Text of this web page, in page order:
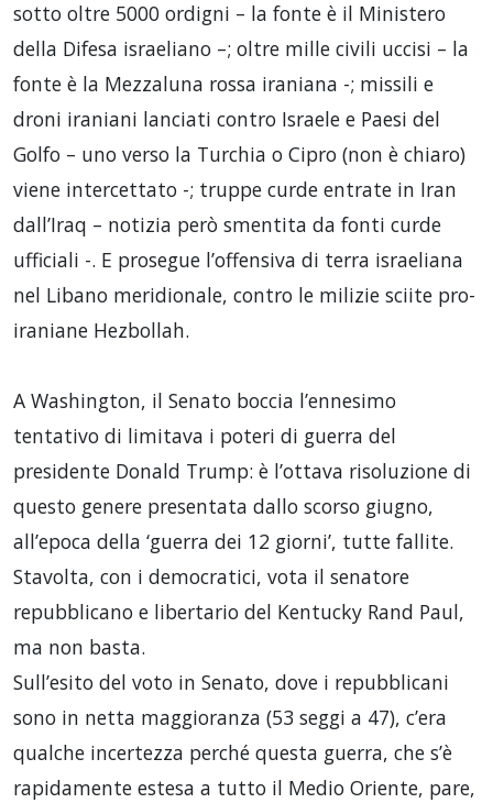
sotto oltre 5000 ordigni – la fonte è il Ministero
della Difesa israeliano –; oltre mille civili uccisi – la
fonte è la Mezzaluna rossa iraniana -; missili e
droni iraniani lanciati contro Israele e Paesi del
Golfo – uno verso la Turchia o Cipro (non è chiaro)
viene intercettato -; truppe curde entrate in Iran
dall’Iraq – notizia però smentita da fonti curde
ufficiali -. E prosegue l’offensiva di terra israeliana
nel Libano meridionale, contro le milizie sciite pro-
iraniane Hezbollah.
A Washington, il Senato boccia l’ennesimo
tentativo di limitava i poteri di guerra del
presidente Donald Trump: è l’ottava risoluzione di
questo genere presentata dallo scorso giugno,
all’epoca della ‘guerra dei 12 giorni’, tutte fallite.
Stavolta, con i democratici, vota il senatore
repubblicano e libertario del Kentucky Rand Paul,
ma non basta.
Sull’esito del voto in Senato, dove i repubblicani
sono in netta maggioranza (53 seggi a 47), c’era
qualche incertezza perché questa guerra, che s’è
rapidamente estesa a tutto il Medio Oriente, pare,